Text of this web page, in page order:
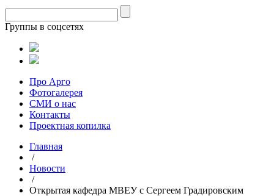
Группы в соцсетях
Про Арго
Фотогалерея
СМИ о нас
Контакты
Проектная копилка
Главная
/
Новости
/
Открытая кафедра МВЕУ c Сергеем Градировским